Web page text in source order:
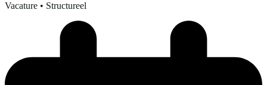
Vacature • Structureel